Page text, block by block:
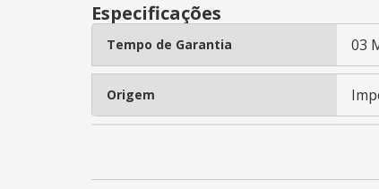
Especificações
Tempo de Garantia 03
Origem